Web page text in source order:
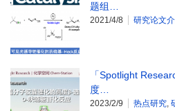
题组…
2021/4/8 研究论文
「Spotlight
度…
2023/2/9 热点研究,